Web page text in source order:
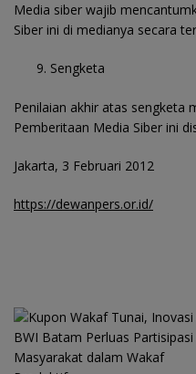
Media siber wajib
Siber ini di medianya secara
Sengketa
Penilaian akhir atas sengketa
Pemberitaan Media Siber ini
Jakarta, 3 Februari 2012
https://dewanpers.or.id/